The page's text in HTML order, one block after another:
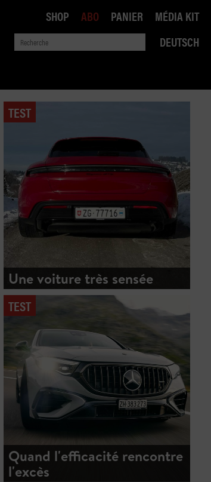
DEUTSCH
SHOP ABO PANIER MÉDIA KIT
TEST
Une voiture très sensée
TEST
Quand l'efficacité rencontre
l'excès